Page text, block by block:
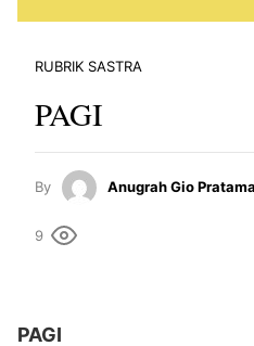
RUBRIK SASTRA
PAGI
By Anugrah Gio Pratama
9
PAGI